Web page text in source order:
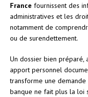
France fournissent des
administratives et les
notamment de
ou de surendettement.
Un dossier bien préparé,
apport personnel
transforme une
banque ne fait plus la loi